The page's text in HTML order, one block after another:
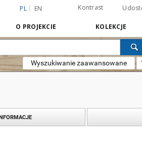
PL EN Kontrast
O PROJEKCIE KOLEKCJE
Wyszukiwanie zaawansowane